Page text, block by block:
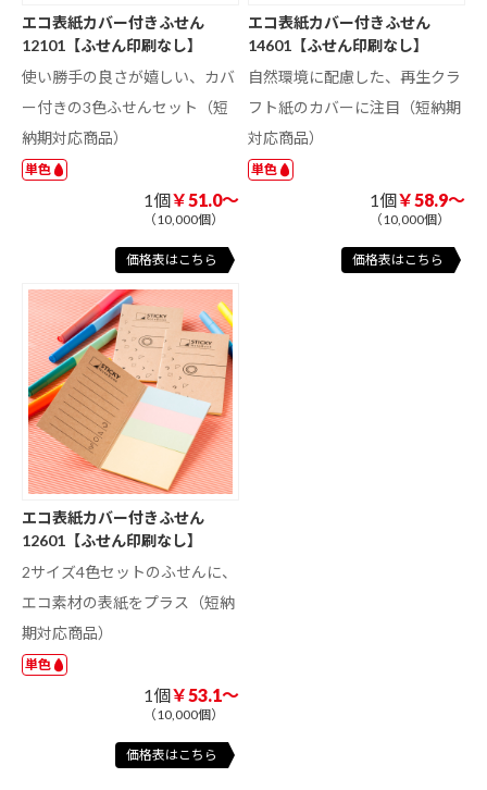
エコ表紙カバー付きふせん
12101【ふせん印刷なし】
使い勝手の良さが嬉しい、カバ
ー付きの3色ふせんセット（短
納期対応商品）
単色
1個￥51.0～
（10,000個）
価格表はこちら
エコ表紙カバー付きふせん
14601【ふせん印刷なし】
自然環境に配慮した、再生クラ
フト紙のカバーに注目（短納期
対応商品）
単色
1個￥58.9～
（10,000個）
価格表はこちら
エコ表紙カバー付きふせん
12601【ふせん印刷なし】
2サイズ4色セットのふせんに、
エコ素材の表紙をプラス（短納
期対応商品）
単色
1個￥53.1～
（10,000個）
価格表はこちら